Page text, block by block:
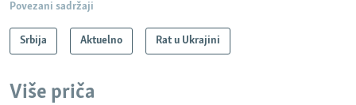
Povezani sadržaji
Srbija Aktuelno Rat u Ukrajini
Više priča